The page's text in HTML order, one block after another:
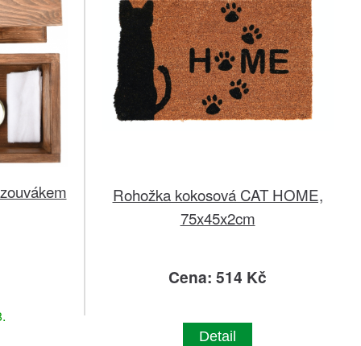
Rohožka kokosová CAT HOME,
75x45x2cm
Cena: 514 Kč
Detail